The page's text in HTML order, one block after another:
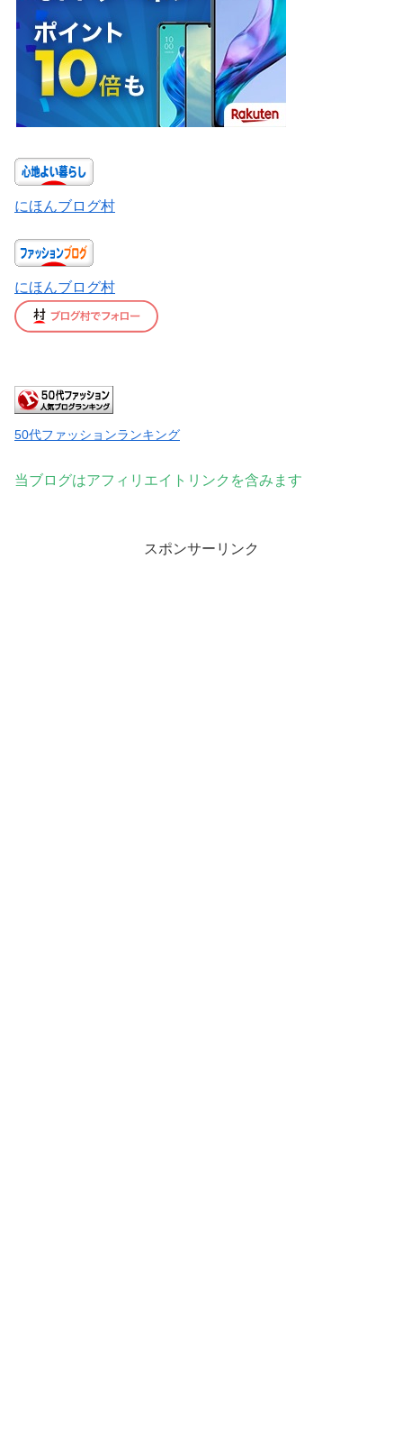
にほんブログ村
にほんブログ村
50代ファッションランキング
当ブログはアフィリエイトリンクを含みます
スポンサーリンク